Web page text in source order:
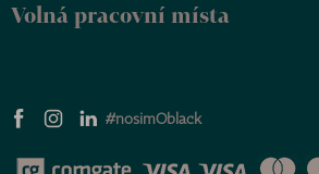
Volná pracovní místa
#nosimOblack